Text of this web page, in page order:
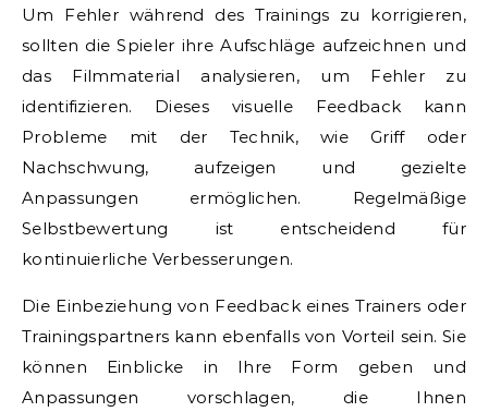
Um Fehler während des Trainings zu korrigieren,
sollten die Spieler ihre Aufschläge aufzeichnen und
das Filmmaterial analysieren, um Fehler zu
identifizieren. Dieses visuelle Feedback kann
Probleme mit der Technik, wie Griff oder
Nachschwung, aufzeigen und gezielte
Anpassungen ermöglichen. Regelmäßige
Selbstbewertung ist entscheidend für
kontinuierliche Verbesserungen.
Die Einbeziehung von Feedback eines Trainers oder
Trainingspartners kann ebenfalls von Vorteil sein. Sie
können Einblicke in Ihre Form geben und
Anpassungen vorschlagen, die Ihnen